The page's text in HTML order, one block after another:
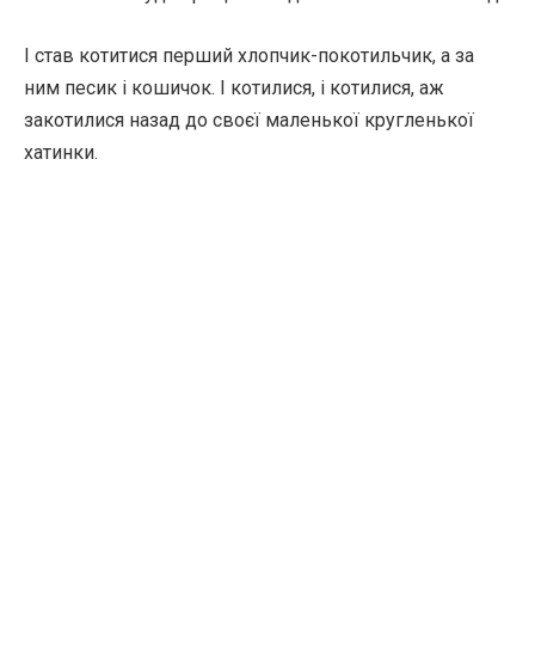
І став котитися перший хлопчик-покотильчик, а за
ним песик і кошичок. І котилися, і котилися, аж
закотилися назад до своєї маленької кругленької
хатинки.